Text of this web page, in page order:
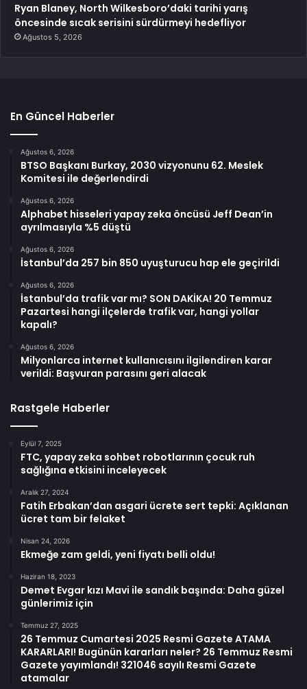
Ryan Blaney, North Wilkesboro’daki tarihi yarış
öncesinde sıcak serisini sürdürmeyi hedefliyor
Ağustos 5, 2026
En Güncel Haberler
Ağustos 6, 2026
BTSO Başkanı Burkay, 2030 vizyonunu 62. Meslek
Komitesi ile değerlendirdi
Ağustos 6, 2026
Alphabet hisseleri yapay zeka öncüsü Jeff Dean’in
ayrılmasıyla %5 düştü
Ağustos 6, 2026
İstanbul’da 257 bin 850 uyuşturucu hap ele geçirildi
Ağustos 6, 2026
İstanbul’da trafik var mı? SON DAKİKA! 20 Temmuz
Pazartesi hangi ilçelerde trafik var, hangi yollar
kapalı?
Ağustos 6, 2026
Milyonlarca internet kullanıcısını ilgilendiren karar
verildi: Başvuran parasını geri alacak
Rastgele Haberler
Eylül 7, 2025
FTC, yapay zeka sohbet robotlarının çocuk ruh
sağlığına etkisini inceleyecek
Aralık 27, 2024
Fatih Erbakan’dan asgari ücrete sert tepki: Açıklanan
ücret tam bir felaket
Nisan 24, 2026
Ekmeğe zam geldi, yeni fiyatı belli oldu!
Haziran 18, 2023
Demet Evgar kızı Mavi ile sandık başında: Daha güzel
günlerimiz için
Temmuz 27, 2025
26 Temmuz Cumartesi 2025 Resmi Gazete ATAMA
KARARLARI! Bugünün kararları neler? 26 Temmuz Resmi
Gazete yayımlandı! 321046 sayılı Resmi Gazete
atamalar